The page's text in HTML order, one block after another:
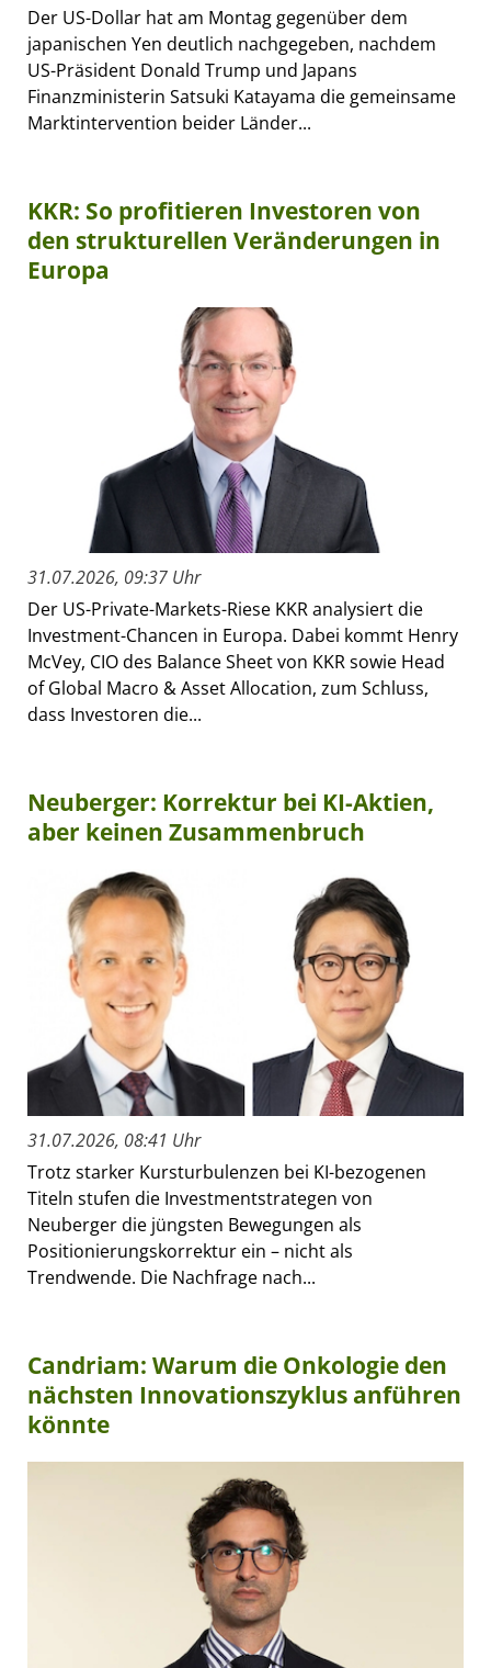
Der US-Dollar hat am Montag gegenüber dem
japanischen Yen deutlich nachgegeben, nachdem
US-Präsident Donald Trump und Japans
Finanzministerin Satsuki Katayama die gemeinsame
Marktintervention beider Länder...
KKR: So profitieren Investoren von
den strukturellen Veränderungen in
Europa
31.07.2026, 09:37 Uhr
Der US-Private-Markets-Riese KKR analysiert die
Investment-Chancen in Europa. Dabei kommt Henry
McVey, CIO des Balance Sheet von KKR sowie Head
of Global Macro & Asset Allocation, zum Schluss,
dass Investoren die...
Neuberger: Korrektur bei KI-Aktien,
aber keinen Zusammenbruch
31.07.2026, 08:41 Uhr
Trotz starker Kursturbulenzen bei KI-bezogenen
Titeln stufen die Investmentstrategen von
Neuberger die jüngsten Bewegungen als
Positionierungskorrektur ein – nicht als
Trendwende. Die Nachfrage nach...
Candriam: Warum die Onkologie den
nächsten Innovationszyklus anführen
könnte